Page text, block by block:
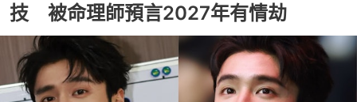
技 被命理師預言2027年有情劫